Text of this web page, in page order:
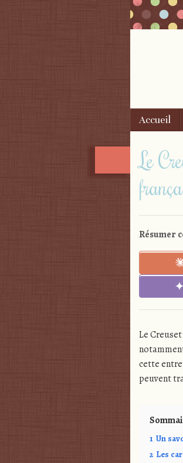
Menu
Skip to
Accueil
Le
Résumer
Le
cette
peuvent
1 Un
2 Les